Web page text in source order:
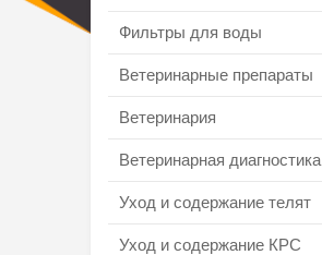
Фильтры для воды
Ветеринарные препараты
Ветеринария
Ветеринарная диагностика
Уход и содержание телят
Уход и содержание КРС